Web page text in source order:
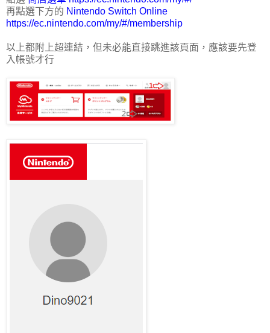
再點選下方的 Nintendo Switch Online
https://ec.nintendo.com/my/#/membership
以上都附上超連結，但未必能直接跳進該頁面，應該要先登
入帳號才行